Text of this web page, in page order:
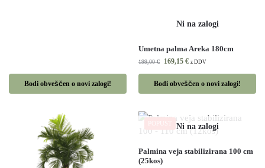
Bodi obveščen o novi zalogi!
Umetna palma Areka 180cm
199,00€ 169,15 € z DDV
Bodi obveščen o novi zalogi!
POPUST
Palmina veja stabilizirana 100 cm
(25kos)